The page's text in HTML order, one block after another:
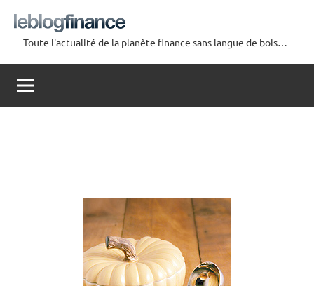
contenu
Le
Blog
Finance
Toute l'actualité de la planète finance sans langue de bois…